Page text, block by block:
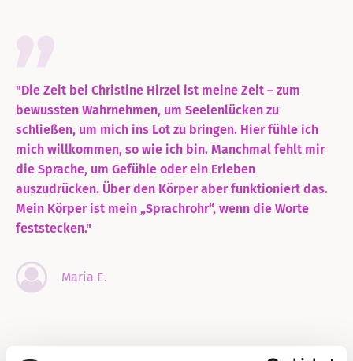
"Die Zeit bei Christine Hirzel ist meine Zeit – zum
bewussten Wahrnehmen, um Seelenlücken zu
schließen, um mich ins Lot zu bringen. Hier fühle ich
mich willkommen, so wie ich bin. Manchmal fehlt mir
die Sprache, um Gefühle oder ein Erleben
auszudrücken. Über den Körper aber funktioniert das.
Mein Körper ist mein „Sprachrohr“, wenn die Worte
feststecken."
Maria E.